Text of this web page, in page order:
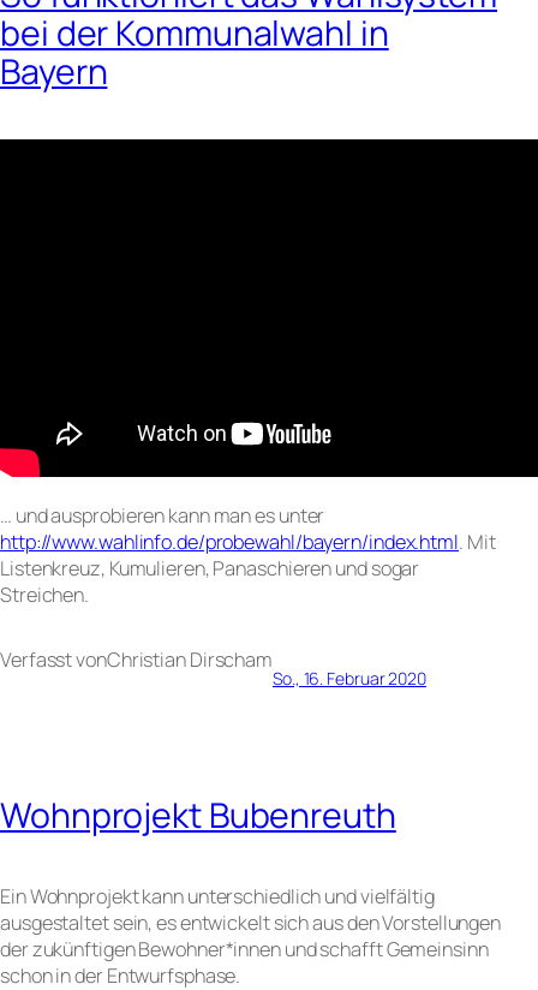
bei der Kommunalwahl in
Bayern
… und ausprobieren kann man es unter
http://www.wahlinfo.de/probewahl/bayern/index.html. Mit
Listenkreuz, Kumulieren, Panaschieren und sogar
Streichen.
Verfasst vonChristian Dirscham
So., 16. Februar 2020
Wohnprojekt Bubenreuth
Ein Wohnprojekt kann unterschiedlich und vielfältig
ausgestaltet sein, es entwickelt sich aus den Vorstellungen
der zukünftigen Bewohner*innen und schafft Gemeinsinn
schon in der Entwurfsphase.